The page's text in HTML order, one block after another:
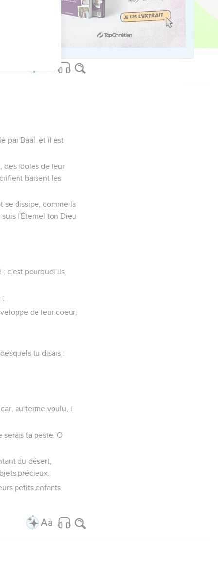
fut gardé.
le sang qu'il a
par Baal, et il est
des idoles de leur
baisent les
se dissipe, comme la
l'Éternel ton Dieu
; c'est pourquoi ils
;
de leur coeur,
tu disais :
au terme voulu, il
serais ta peste. O
du désert,
précieux.
petits enfants